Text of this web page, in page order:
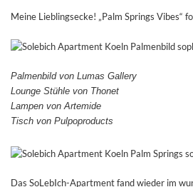
Meine Lieblingsecke! „Palm Springs Vibes“
Palmenbild von Lumas Gallery
Lounge Stühle von Thonet
Lampen von Artemide
Tisch von Pulpoproducts
Das SoLebIch-Apartment fand wieder im